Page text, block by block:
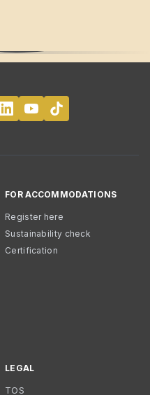
FOR ACCOMMODATIONS
Register here
Sustainability check
Certification
LEGAL
TOS